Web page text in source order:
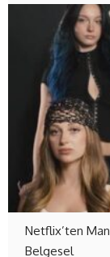
Netflix’ten
Belgesel